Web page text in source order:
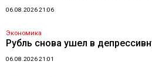
06.08.2026 21:06
Экономика
Рубль снова ушел в
06.08.2026 21:01